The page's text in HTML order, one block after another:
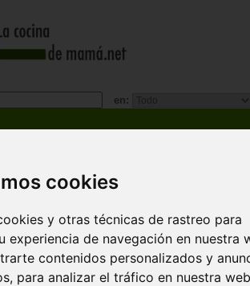
cookies
y otras técnicas de rastreo para
experiencia de navegación en nuestra
contenidos personalizados y
para analizar el tráfico en nuestra
en:
infantiles>Juguetes por edad>
infantiles>Juguetes por tipo >